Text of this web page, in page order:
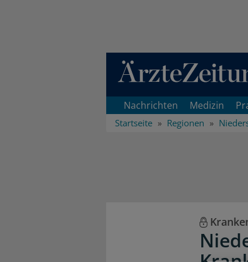
Direkt zum Inhaltsbereich
Nachrichten Medizin
Startseite Regionen